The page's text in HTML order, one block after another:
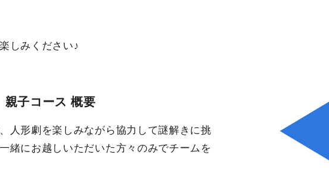
しみください♪
親子コース 概要
人形劇を楽しみながら協力して謎解きに挑
緒にお越しいただいた方々のみでチームを